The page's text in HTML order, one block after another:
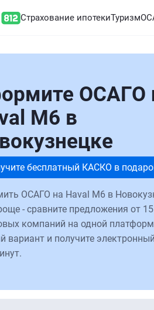
Страхование ипотекиТуризм
ОСАГО
M6 в
бесплатный КАСКО в
ОСАГО на Haval M6 в
- сравните предложения от
компаний на одной
вариант и получите